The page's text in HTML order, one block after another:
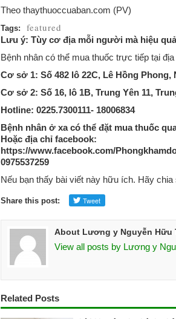
Theo thaythuoccuaban.com (PV)
Tags: featured
Lưu ý: Tùy cơ địa mỗi người mà hiệu
Bệnh nhân có thể mua thuốc trực tiếp tại địa
Cơ sở 1: Số 482 lô 22C, Lê Hồng Phong,
Cơ sở 2: Số 16, lô 1B, Trung Yên 11,
Hotline: 0225.7300111- 18006834
Bệnh nhân ở xa có thể đặt mua thuốc
Hoặc địa chỉ facebook:
https://www.facebook.com/
0975537259
Nếu bạn thấy bài viết này hữu ích. Hãy
Share this post:
About Lương y Nguyễn Hữu
View all posts by Lương y
Related Posts